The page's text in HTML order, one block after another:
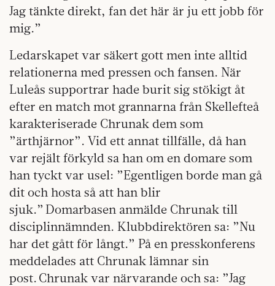
Jag tänkte direkt, fan det här är ju ett jobb för
mig.”
Ledarskapet var säkert gott men inte alltid
relationerna med pressen och fansen. När
Luleås supportrar hade burit sig stökigt åt
efter en match mot grannarna från Skellefteå
karakteriserade Chrunak dem som
”ärthjärnor”. Vid ett annat tillfälle, då han
var rejält förkyld sa han om en domare som
han tyckt var usel: ”Egentligen borde man gå
dit och hosta så att han blir
sjuk.” Domarbasen anmälde Chrunak till
disciplinnämnden. Klubbdirektören sa: ”Nu
har det gått för långt.” På en presskonferens
meddelades att Chrunak lämnar sin
post. Chrunak var närvarande och sa: ”Jag